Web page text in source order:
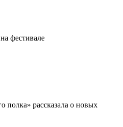
фестивале
полка» рассказала о новых